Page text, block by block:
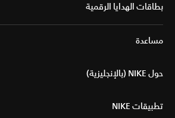
بطاقات الهدايا الرقمية
مساعدة
حول NIKE (بالإنجليزية)
تطبيقات NIKE